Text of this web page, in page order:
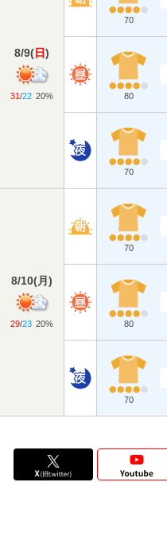
8/9(日)
31/22 20%
70
80
70
8/10(月 )
29/23 20%
70
80
70